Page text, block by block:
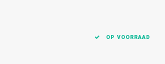
OP VOORRAAD